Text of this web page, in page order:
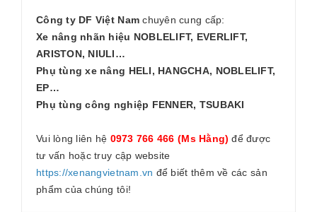
Công ty DF Việt Nam chuyên cung cấp:
Xe nâng nhãn hiệu NOBLELIFT, EVERLIFT,
ARISTON, NIULI…
Phụ tùng xe nâng HELI, HANGCHA, NOBLELIFT,
EP…
Phụ tùng công nghiệp FENNER, TSUBAKI
Vui lòng liên hệ 0973 766 466 (Ms Hằng) để được
tư vấn hoặc truy cập website
https://xenangvietnam.vn để biết thêm về các sản
phẩm của chúng tôi!